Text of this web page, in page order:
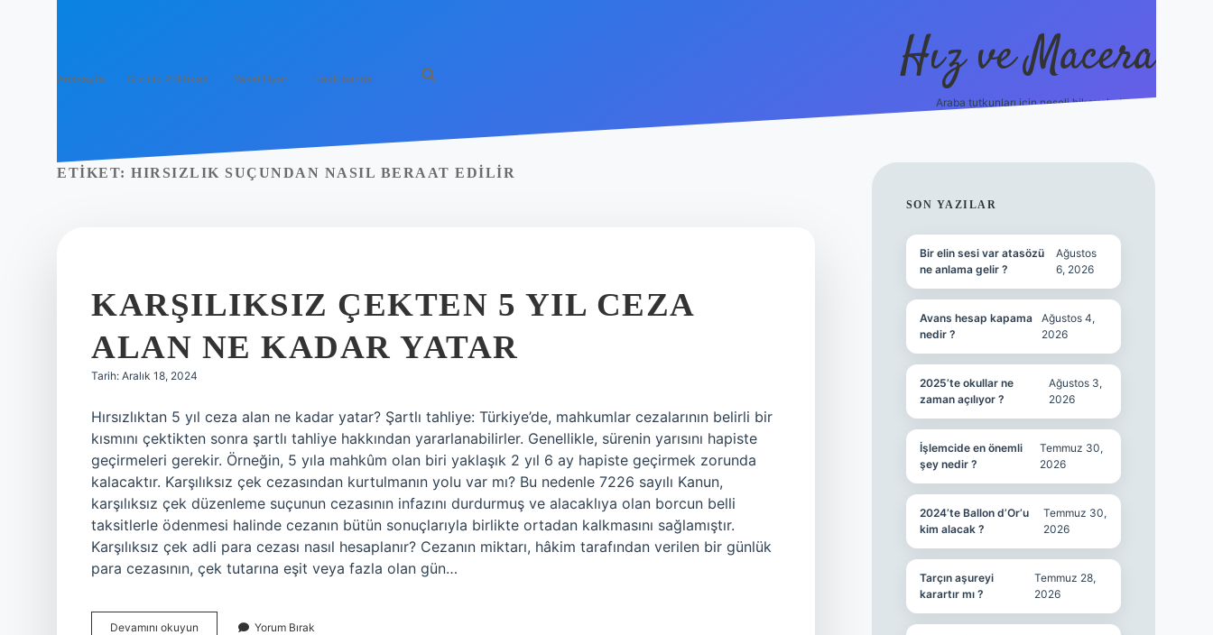
Anasayfa Gizlilik Politikası Yasal Uyarı Hakkımızda Hız ve Macera
Araba tutkunları için neşeli hikayeler!
ETIKET: HIRSIZLIK SUÇUNDAN NASIL BERAAT EDILIR
KARŞILIKSIZ ÇEKTEN 5 YIL CEZA
ALAN NE KADAR YATAR
Tarih: Aralık 18, 2024
Hırsızlıktan 5 yıl ceza alan ne kadar yatar? Şartlı tahliye: Türkiye’de, mahkumlar cezalarının belirli bir
kısmını çektikten sonra şartlı tahliye hakkından yararlanabilirler. Genellikle, sürenin yarısını hapiste
geçirmeleri gerekir. Örneğin, 5 yıla mahkûm olan biri yaklaşık 2 yıl 6 ay hapiste geçirmek zorunda
kalacaktır. Karşılıksız çek cezasından kurtulmanın yolu var mı? Bu nedenle 7226 sayılı Kanun,
karşılıksız çek düzenleme suçunun cezasının infazını durdurmuş ve alacaklıya olan borcun belli
taksitlerle ödenmesi halinde cezanın bütün sonuçlarıyla birlikte ortadan kalkmasını sağlamıştır.
Karşılıksız çek adli para cezası nasıl hesaplanır? Cezanın miktarı, hâkim tarafından verilen bir günlük
para cezasının, çek tutarına eşit veya fazla olan gün…
Devamını okuyun Karşılıksız Yorum Bırak
SIDEBAR
SON YAZILAR
Bir elin sesi var atasözü
ne anlama gelir ?
Ağustos
6, 2026
Avans hesap kapama
nedir ?
Ağustos 4,
2026
2025’te okullar ne
zaman açılıyor ?
Ağustos 3,
2026
İşlemcide en önemli
şey nedir ?
Temmuz 30,
2026
2024’te Ballon d’Or’u
kim alacak ?
Temmuz 30,
2026
Tarçın aşureyi
karartır mı ?
Temmuz 28,
2026
tulipbet.online